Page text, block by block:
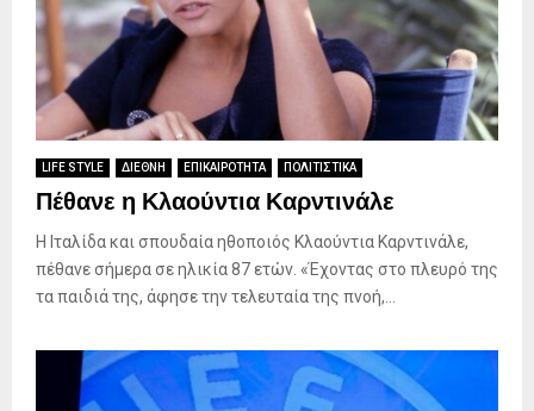
LIFE STYLE ΔΙΕΘΝΗ ΕΠΙΚΑΙΡΟΤΗΤΑ ΠΟΛΙΤΙΣΤΙΚΑ
Πέθανε η Κλαούντια Καρντινάλε
Η Ιταλίδα και σπουδαία ηθοποιός Κλαούντια Καρντινάλε,
πέθανε σήμερα σε ηλικία 87 ετών. «Έχοντας στο πλευρό της
τα παιδιά της, άφησε την τελευταία της πνοή,...